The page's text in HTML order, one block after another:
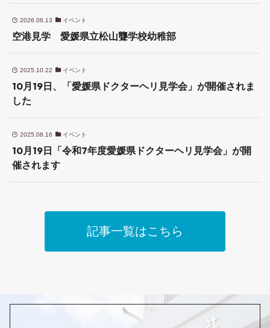
2026.06.13 イベント
空港見学 愛媛県立松山聾学校幼稚部
2025.10.22 イベント
10月19日、「愛媛県ドクターヘリ見学会」が開催されま
した
2025.08.16 イベント
10月19日「令和7年度愛媛県ドクターヘリ見学会」が開
催されます
記事一覧はこちら